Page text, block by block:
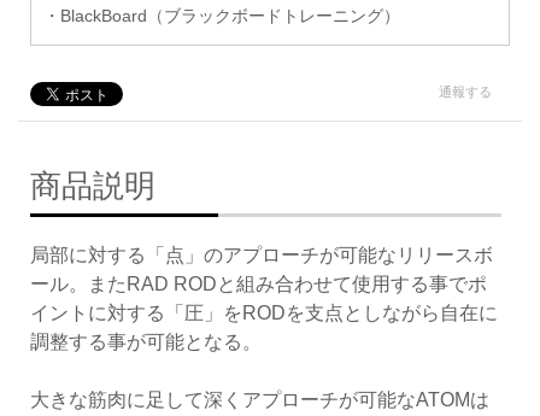
・BlackBoard（ブラックボードトレーニング）
通報する
商品説明
局部に対する「点」のアプローチが可能なリリースボ
ール。またRAD RODと組み合わせて使用する事でポ
イントに対する「圧」をRODを支点としながら自在に
調整する事が可能となる。
大きな筋肉に足して深くアプローチが可能なATOMは